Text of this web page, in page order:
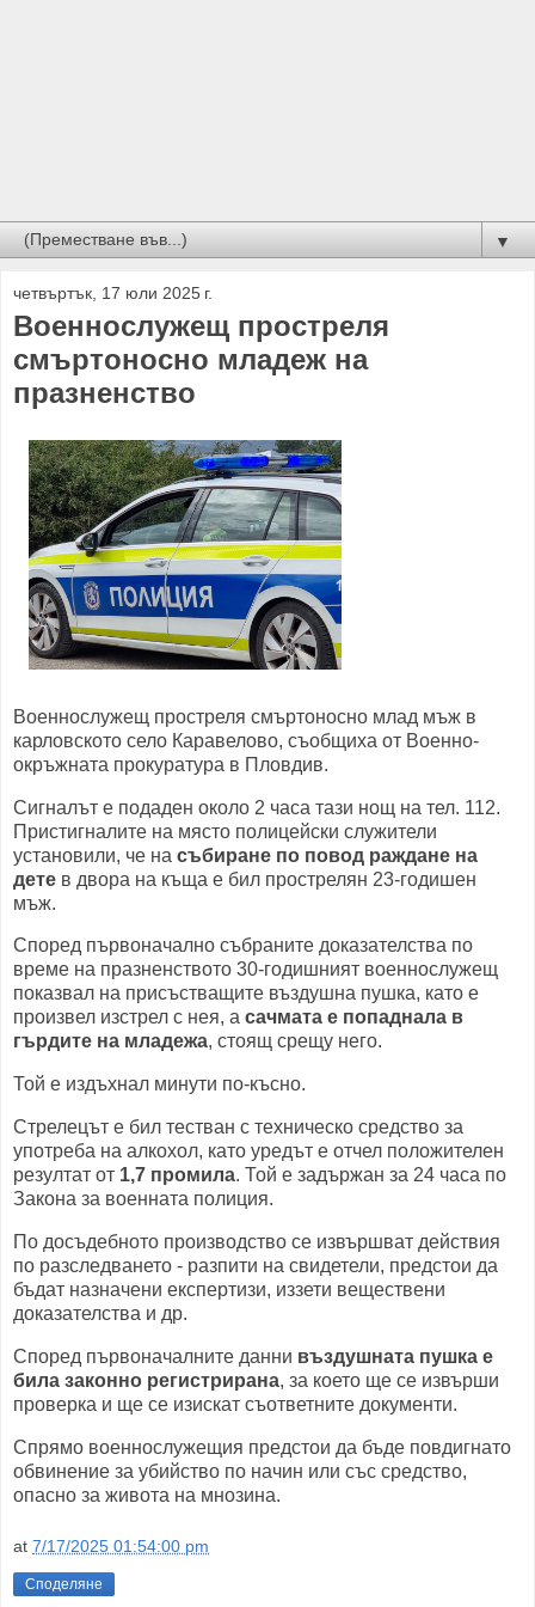
▼
четвъртък, 17 юли 2025 г.
Военнослужещ простреля
смъртоносно младеж на
празненство
Военнослужещ простреля смъртоносно млад мъж в
карловското село Каравелово, съобщиха от Военно-
окръжната прокуратура в Пловдив.
Сигналът е подаден около 2 часа тази нощ на тел. 112.
Пристигналите на място полицейски служители
установили, че на събиране по повод раждане на
дете в двора на къща е бил прострелян 23-годишен
мъж.
Според първоначално събраните доказателства по
време на празненството 30-годишният военнослужещ
показвал на присъстващите въздушна пушка, като е
произвел изстрел с нея, а сачмата е попаднала в
гърдите на младежа, стоящ срещу него.
Той е издъхнал минути по-късно.
Стрелецът е бил тестван с техническо средство за
употреба на алкохол, като уредът е отчел положителен
резултат от 1,7 промила. Той е задържан за 24 часа по
Закона за военната полиция.
По досъдебното производство се извършват действия
по разследването - разпити на свидетели, предстои да
бъдат назначени експертизи, иззети веществени
доказателства и др.
Според първоначалните данни въздушната пушка е
била законно регистрирана, за което ще се извърши
проверка и ще се изискат съответните документи.
Спрямо военнослужещия предстои да бъде повдигнато
обвинение за убийство по начин или със средство,
опасно за живота на мнозина.
at 7/17/2025 01:54:00 pm
Споделяне